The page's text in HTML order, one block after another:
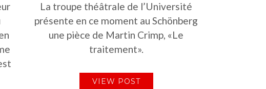
La troupe théâtrale de l’Université
présente en ce moment au Schönberg
une pièce de Martin Crimp, «Le
traitement».
VIEW POST